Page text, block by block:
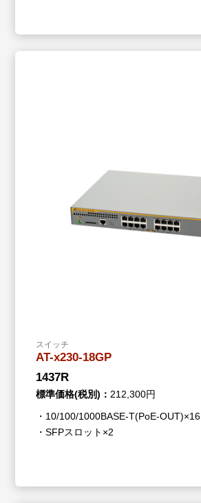
スイッチ
AT-x230-18GP
1437R
標準価格(税別)： 212,300円
・10/100/1000BASE-T(PoE-OUT)×16
・SFPスロット×2